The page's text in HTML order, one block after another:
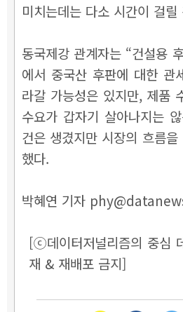
미치는데는 다소 시간이 걸릴
동국제강 관계자는 “건설용
에서 중국산 후판에 대한 관
라갈 가능성은 있지만, 제품
수요가 갑자기 살아나지는
건은 생겼지만 시장의 흐름
했다.
박혜연 기자
[ⓒ데이터저널리즘의 중심
재 & 재배포 금지]